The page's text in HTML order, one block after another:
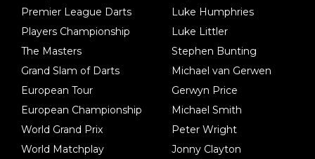
Premier League Darts
Players Championship
The Masters
Grand Slam of Darts
European Tour
European Championship
World Grand Prix
World Matchplay
Luke Humphries
Luke Littler
Stephen Bunting
Michael van Gerwen
Gerwyn Price
Michael Smith
Peter Wright
Jonny Clayton